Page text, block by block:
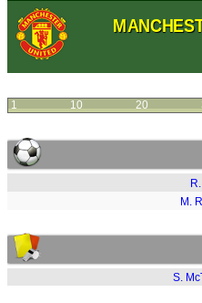
1 10 20
M.
S.